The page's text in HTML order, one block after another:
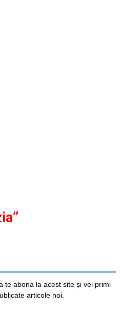
te abona la acest site și vei primi
articole noi.